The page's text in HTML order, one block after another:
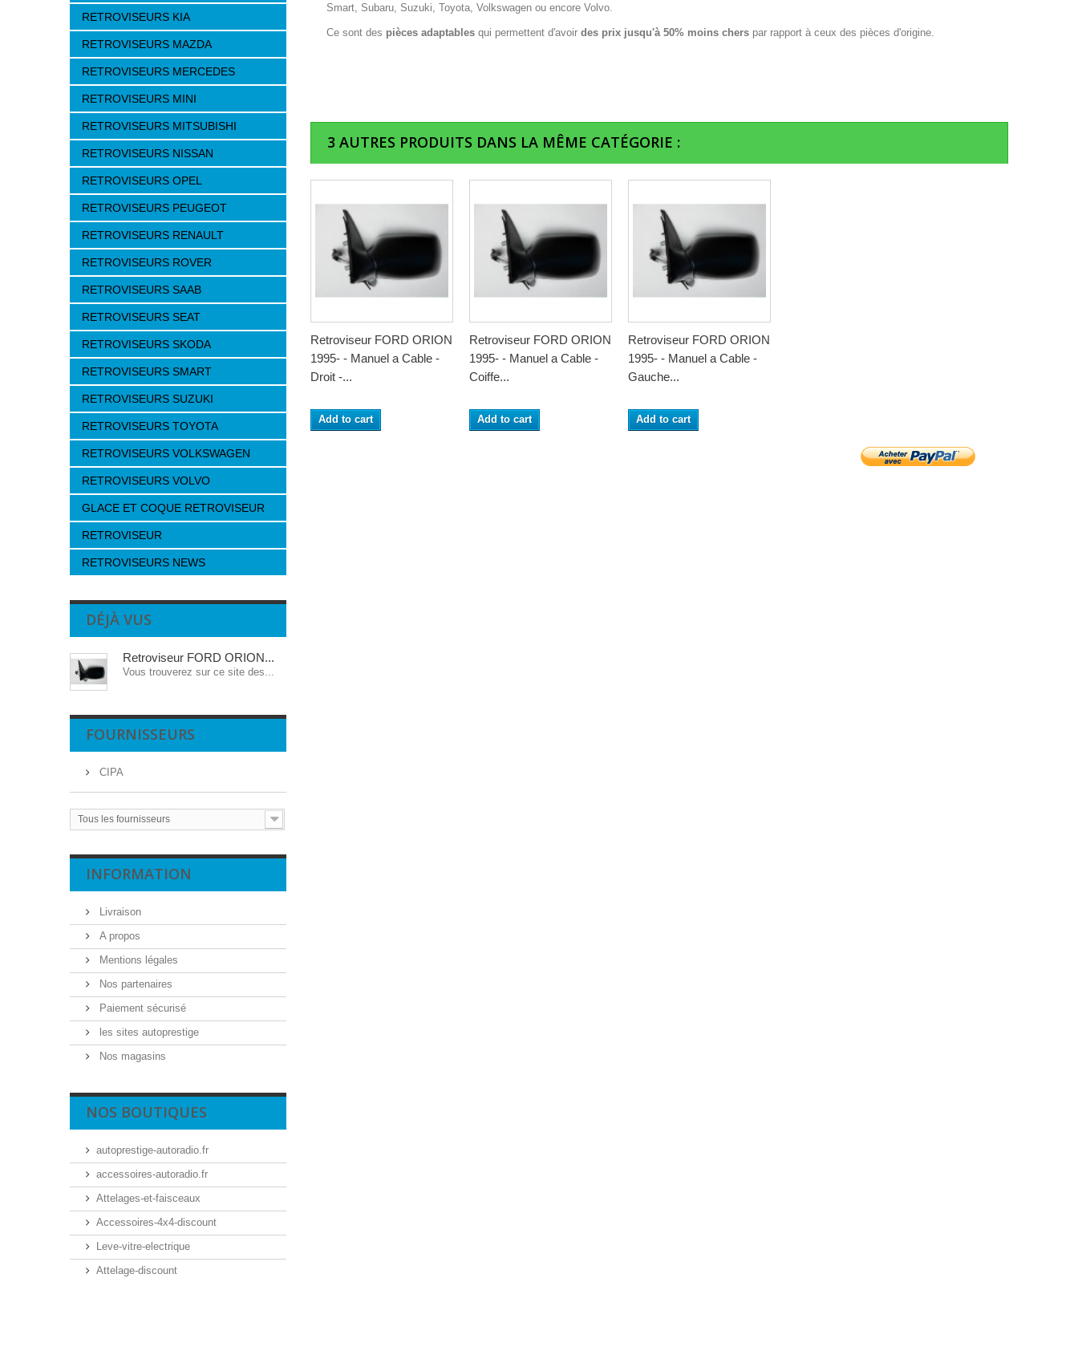
RETROVISEURS KIA
RETROVISEURS MAZDA
RETROVISEURS MERCEDES
RETROVISEURS MINI
RETROVISEURS MITSUBISHI
RETROVISEURS NISSAN
RETROVISEURS OPEL
RETROVISEURS PEUGEOT
RETROVISEURS RENAULT
RETROVISEURS ROVER
RETROVISEURS SAAB
RETROVISEURS SEAT
RETROVISEURS SKODA
RETROVISEURS SMART
RETROVISEURS SUZUKI
RETROVISEURS TOYOTA
RETROVISEURS VOLKSWAGEN
RETROVISEURS VOLVO
GLACE ET COQUE RETROVISEUR
RETROVISEUR
RETROVISEURS NEWS
DÉJÀ VUS
Retroviseur FORD ORION...
Vous trouverez sur ce site des...
FOURNISSEURS
CIPA
Tous les fournisseurs
INFORMATION
Livraison
A propos
Mentions légales
Nos partenaires
Paiement sécurisé
les sites autoprestige
Nos magasins
NOS BOUTIQUES
autoprestige-autoradio.fr
accessoires-autoradio.fr
Attelages-et-faisceaux
Accessoires-4x4-discount
Leve-vitre-electrique
Attelage-discount
Smart, Subaru, Suzuki, Toyota, Volkswagen ou encore Volvo.
Ce sont des pièces adaptables qui permettent d'avoir des prix jusqu'à 50% moins chers par rapport à ceux des pièces d'origine.
3 AUTRES PRODUITS DANS LA MÊME CATÉGORIE :
Retroviseur FORD ORION
1995- - Manuel a Cable -
Droit -...
Add to cart
Retroviseur FORD ORION
1995- - Manuel a Cable -
Coiffe...
Add to cart
Retroviseur FORD ORION
1995- - Manuel a Cable -
Gauche...
Add to cart